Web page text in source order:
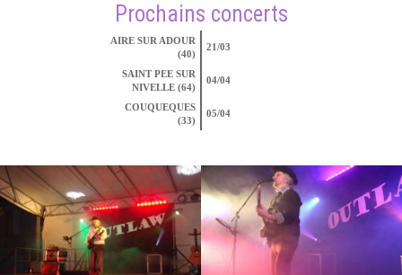
Prochains concerts
AIRE SUR ADOUR
(40)
21/03
SAINT PEE SUR
NIVELLE (64)
04/04
COUQUEQUES
(33)
05/04